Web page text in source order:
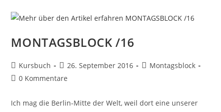
MONTAGSBLOCK /16
Kursbuch 26. September 2016
Montagsblock
0 Kommentare
Ich mag die Berlin-Mitte der Welt, weil dort eine unserer